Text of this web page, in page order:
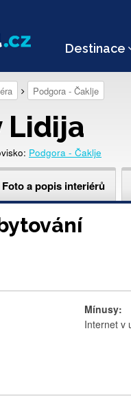
Destinace
Podgora - Čaklje
Lidija
Podgora - Čaklje
Foto a popis interiérů
Mínusy:
Internet v